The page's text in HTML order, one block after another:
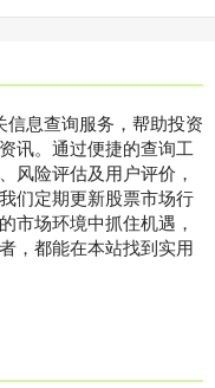
息查询服务，帮助投资
讯。通过便捷的查询工
风险评估及用户评价，
们定期更新股票市场行
市场环境中抓住机遇，
，都能在本站找到实用